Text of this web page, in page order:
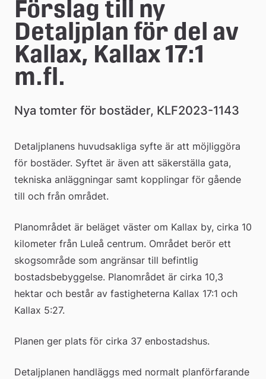
Förslag till ny
Detaljplan för del av
Kallax, Kallax 17:1
m.fl.
Nya tomter för bostäder, KLF2023-1143
Detaljplanens huvudsakliga syfte är att möjliggöra
för bostäder. Syftet är även att säkerställa gata,
tekniska anläggningar samt kopplingar för gående
till och från området.
Planområdet är beläget väster om Kallax by, cirka 10
kilometer från Luleå centrum. Området berör ett
skogsområde som angränsar till befintlig
bostadsbebyggelse. Planområdet är cirka 10,3
hektar och består av fastigheterna Kallax 17:1 och
Kallax 5:27.
Planen ger plats för cirka 37 enbostadshus.
Detaljplanen handläggs med normalt planförfarande